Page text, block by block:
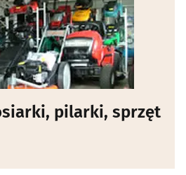
pilarki, sprzęt